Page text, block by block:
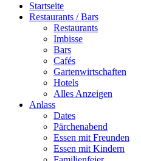
Startseite
Restaurants / Bars
Restaurants
Imbisse
Bars
Cafés
Gartenwirtschaften
Hotels
Alles Anzeigen
Anlass
Dates
Pärchenabend
Essen mit Freunden
Essen mit Kindern